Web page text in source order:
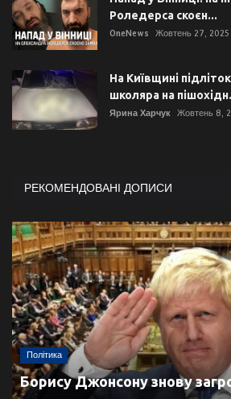
Роледерса скоєн...
OneNews Жовтень 27, 2025
На Київщині
школяра на
Ярина Харчук Жовтень 8,
РЕКОМЕНДОВАНІ ДОПИСИ
Політика
Борису Джонсону знову